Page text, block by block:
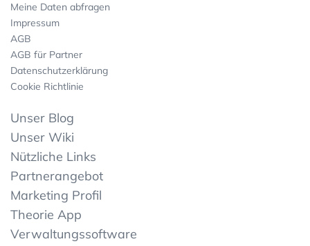
Meine Daten abfragen
Impressum
AGB
AGB für Partner
Datenschutzerklärung
Cookie Richtlinie
Unser Blog
Unser Wiki
Nützliche Links
Partnerangebot
Marketing Profil
Theorie App
Verwaltungssoftware